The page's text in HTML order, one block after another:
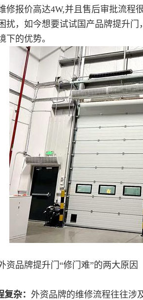
修报价高达4W,并且售后审批流程
扰，如今想要试试国产品牌提升
下的优势。
品牌提升门“修门难”的两大原因
杂： 外资品牌的维修流程往往涉